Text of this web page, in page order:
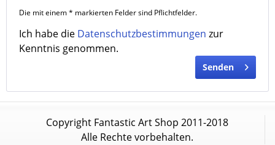
Die mit einem * markierten Felder sind Pflichtfelder.
Ich habe die Datenschutzbestimmungen zur
Kenntnis genommen.
Senden
Copyright Fantastic Art Shop 2011-2018
Alle Rechte vorbehalten.